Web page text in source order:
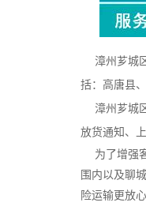
漳州芗城区
括：高唐县
漳州芗城区
放货通知、
为了增强客
围内以及聊
险运输更放心